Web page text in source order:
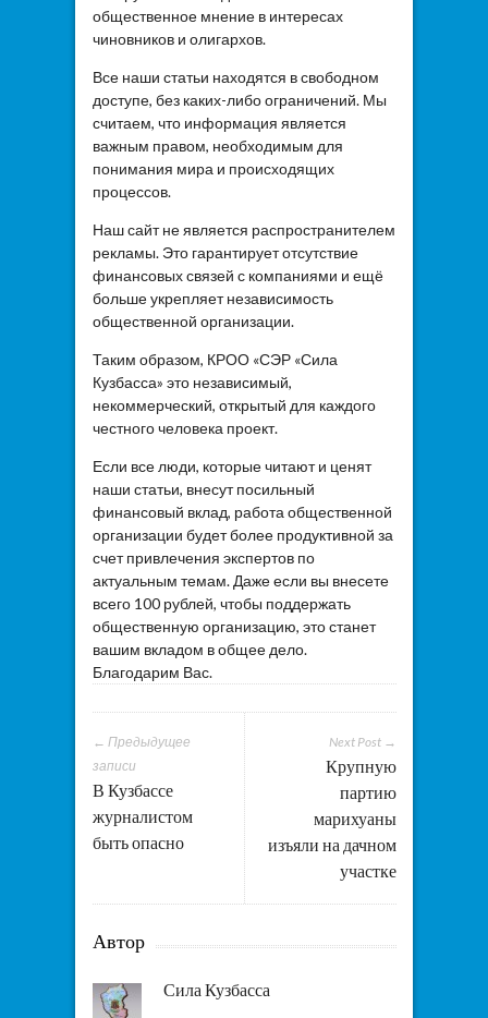
общественное мнение в интересах
чиновников и олигархов.
Все наши статьи находятся в свободном
доступе, без каких-либо ограничений. Мы
считаем, что информация является
важным правом, необходимым для
понимания мира и происходящих
процессов.
Наш сайт не является распространителем
рекламы. Это гарантирует отсутствие
финансовых связей с компаниями и ещё
больше укрепляет независимость
общественной организации.
Таким образом, КРОО «СЭР «Сила
Кузбасса» это независимый,
некоммерческий, открытый для каждого
честного человека проект.
Если все люди, которые читают и ценят
наши статьи, внесут посильный
финансовый вклад, работа общественной
организации будет более продуктивной за
счет привлечения экспертов по
актуальным темам. Даже если вы внесете
всего 100 рублей, чтобы поддержать
общественную организацию, это станет
вашим вкладом в общее дело.
Благодарим Вас.
Next Post →
Крупную
партию
марихуаны
изъяли на дачном
участке
← Предыдущее
записи
В Кузбассе
журналистом
быть опасно
Автор
Сила Кузбасса